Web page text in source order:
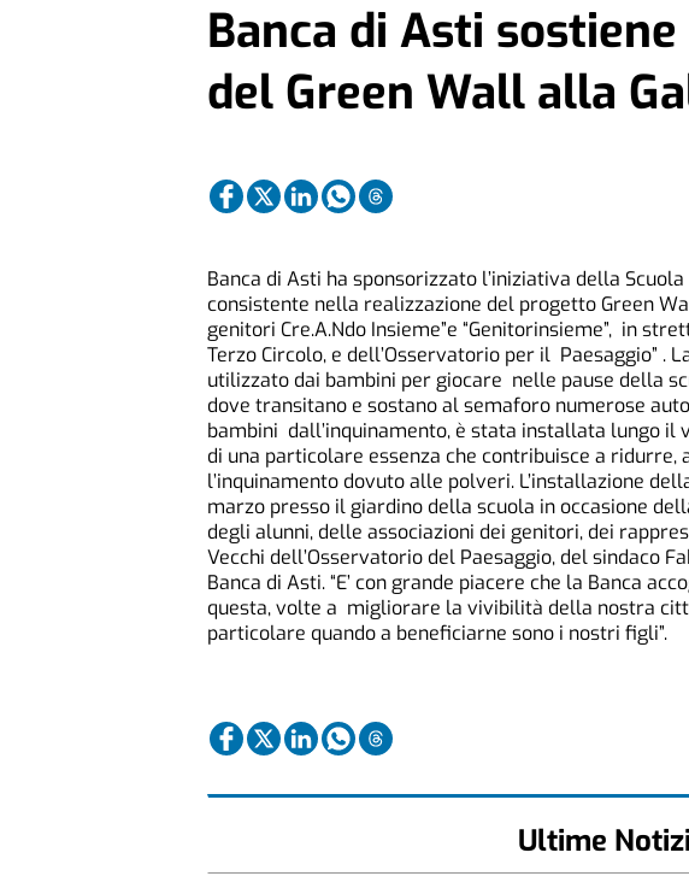
Banca di Asti
del Green Wall alla
Banca di Asti ha sponsorizzato l’iniziativa della
consistente nella realizzazione del progetto Green
genitori Cre.A.Ndo Insieme”e “Genitorinsieme”, in
Terzo Circolo, e dell’Osservatorio per il Paesaggio” .
utilizzato dai bambini per giocare nelle pause della
dove transitano e sostano al semaforo numerose
bambini dall’inquinamento, è stata installata lungo il
di una particolare essenza che contribuisce a ridurre,
l’inquinamento dovuto alle polveri. L’installazione
marzo presso il giardino della scuola in occasione
degli alunni, delle associazioni dei genitori, dei
Vecchi dell’Osservatorio del Paesaggio, del sindaco
Banca di Asti. “E’ con grande piacere che la Banca
questa, volte a migliorare la vivibilità della nostra
particolare quando a beneficiarne sono i nostri figli”.
Ultime